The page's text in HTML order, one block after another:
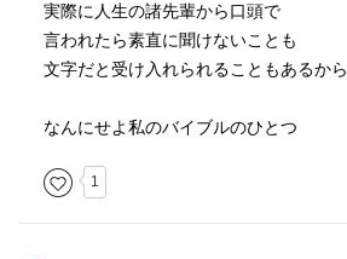
実際に人生の諸先輩から口頭で
言われたら素直に聞けないことも
文字だと受け入れられることもあるから
なんにせよ私のバイブルのひとつ
1